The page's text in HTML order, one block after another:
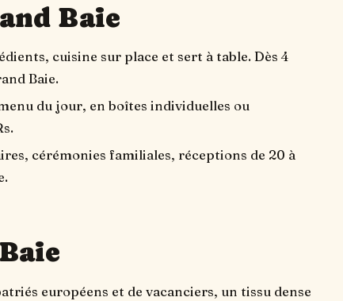
Baie
cuisine sur place et sert à table. Dès 4
Baie.
du jour, en boîtes individuelles ou
cérémonies familiales, réceptions de 20 à
européens et de vacanciers, un tissu dense